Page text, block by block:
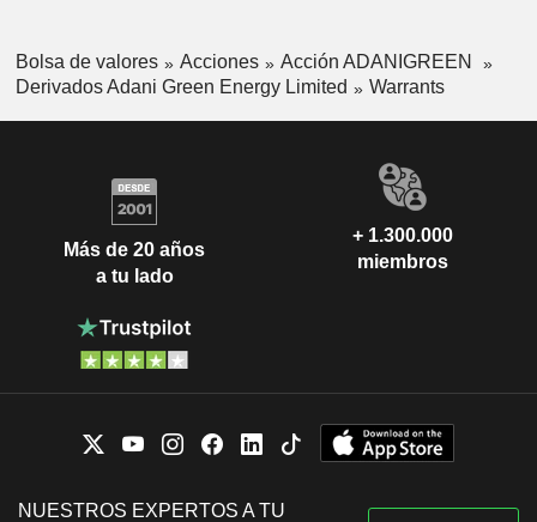
Bolsa de valores Acciones
Acción ADANIGREEN
Derivados Adani Green Energy Limited
Warrants
Más de 20 años
a tu lado
+ 1.300.000
miembros
NUESTROS EXPERTOS A TU